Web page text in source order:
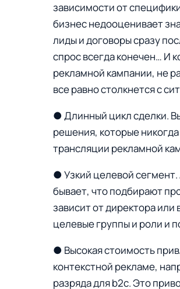
зависимости от
бизнес недооценивает
лиды и договоры сразу
спрос всегда конечен… И
рекламной кампании, не
все равно столкнется с
● Длинный цикл сделки.
решения, которые
трансляции рекламной
● Узкий целевой
бывает, что подбирают
зависит от директора
целевые группы и роли и
● Высокая стоимость
контекстной рекламе,
разряда для b2c. Это